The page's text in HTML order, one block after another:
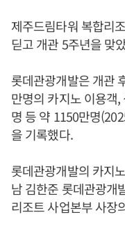
제주드림타워 복합리
딛고 개관 5주년을 맞
롯데관광개발은 개관
만명의 카지노 이용객
명 등 약 1150만명
을 기록했다.
롯데관광개발의 카지
남 김한준 롯데관광개
리조트 사업본부 사장